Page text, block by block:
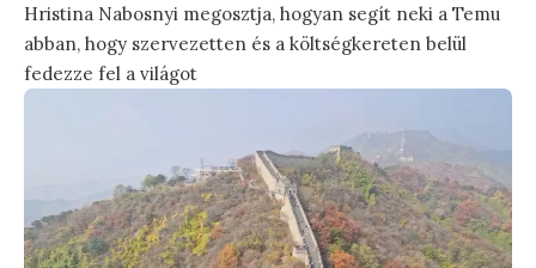
Hristina Nabosnyi megosztja, hogyan segít neki a Temu
abban, hogy szervezetten és a költségkereten belül
fedezze fel a világot